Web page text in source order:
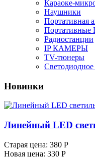
Караоке-
Наушники
Портативная
Портативные
Радиостанции
IP КАМЕРЫ
TV-тюнеры
Новинки
Линейный LED
Старая цена: 380 Р
Новая цена: 330 Р